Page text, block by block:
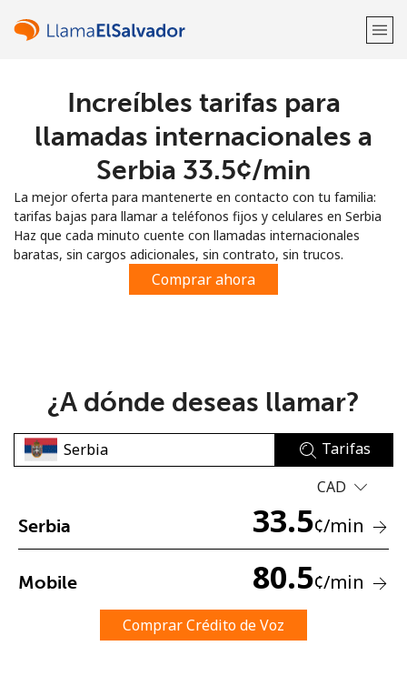
¡Bienvenido!
Regístrate con
No se ha creado una contraseña
Mínimo 8 caracteres
Un caracter especial
Increíbles tarifas para
llamadas internacionales a
Serbia ⁦33.5¢⁩/min
La mejor oferta para mantenerte en contacto con tu familia:
tarifas bajas para llamar a teléfonos fijos y celulares en Serbia
Haz que cada minuto cuente con llamadas internacionales
baratas, sin cargos adicionales, sin contrato, sin trucos.
Comprar ahora
¿A dónde deseas llamar?
Tarifas
CAD
Serbia 33.5¢/min
Mobile 80.5¢/min
Comprar Crédito de Voz